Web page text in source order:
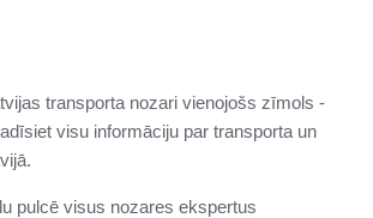
transporta nozari vienojošs zīmols -
visu informāciju par transporta un
pulcē visus nozares ekspertus